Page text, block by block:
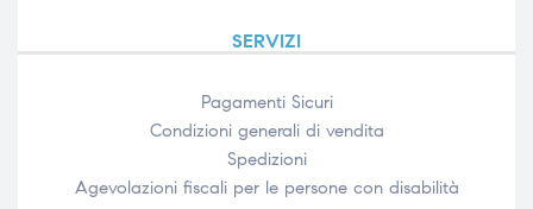
SERVIZI
Pagamenti Sicuri
Condizioni generali di vendita
Spedizioni
Agevolazioni fiscali per le persone con disabilità​